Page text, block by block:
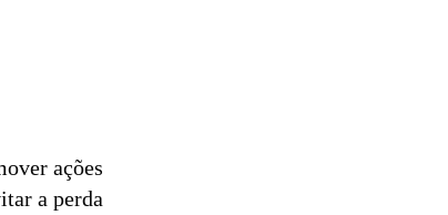
ações
a perda